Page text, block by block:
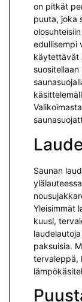
on pitkät
puuta, joka
edullisempi
käytettävät
Saunan
Yleisimmät
kuusi,
paksuisia.
tervaleppä,